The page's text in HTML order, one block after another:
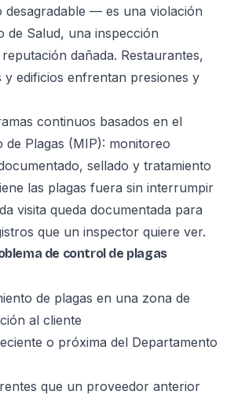
desagradable — es una violación
de Salud, una inspección
dañada. Restaurantes,
y edificios enfrentan presiones y
continuos basados en el
de Plagas (MIP): monitoreo
sellado y tratamiento
las plagas fuera sin interrumpir
visita queda documentada para
que un inspector quiere ver.
de control de plagas
de plagas en una zona de
al cliente
o próxima del Departamento
que un proveedor anterior